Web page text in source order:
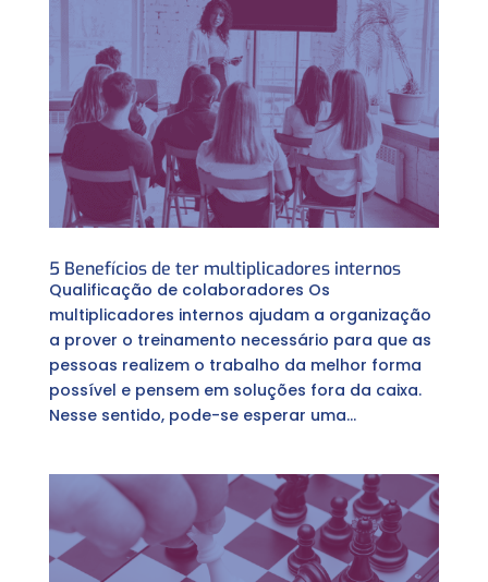
5 Benefícios de ter multiplicadores internos
Qualificação de colaboradores Os
multiplicadores internos ajudam a organização
a prover o treinamento necessário para que as
pessoas realizem o trabalho da melhor forma
possível e pensem em soluções fora da caixa.
Nesse sentido, pode-se esperar uma...